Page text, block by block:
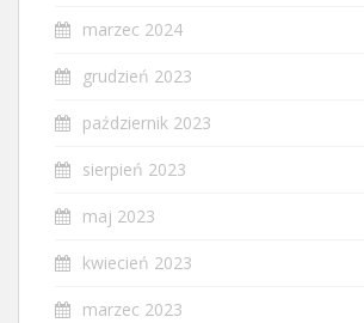
marzec 2024
grudzień 2023
październik 2023
sierpień 2023
maj 2023
kwiecień 2023
marzec 2023